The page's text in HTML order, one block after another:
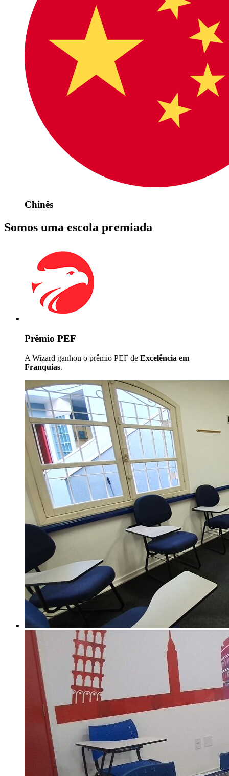
Chinês
Somos uma escola premiada
Prêmio PEF
A Wizard ganhou o prêmio PEF de Excelência em
Franquias.